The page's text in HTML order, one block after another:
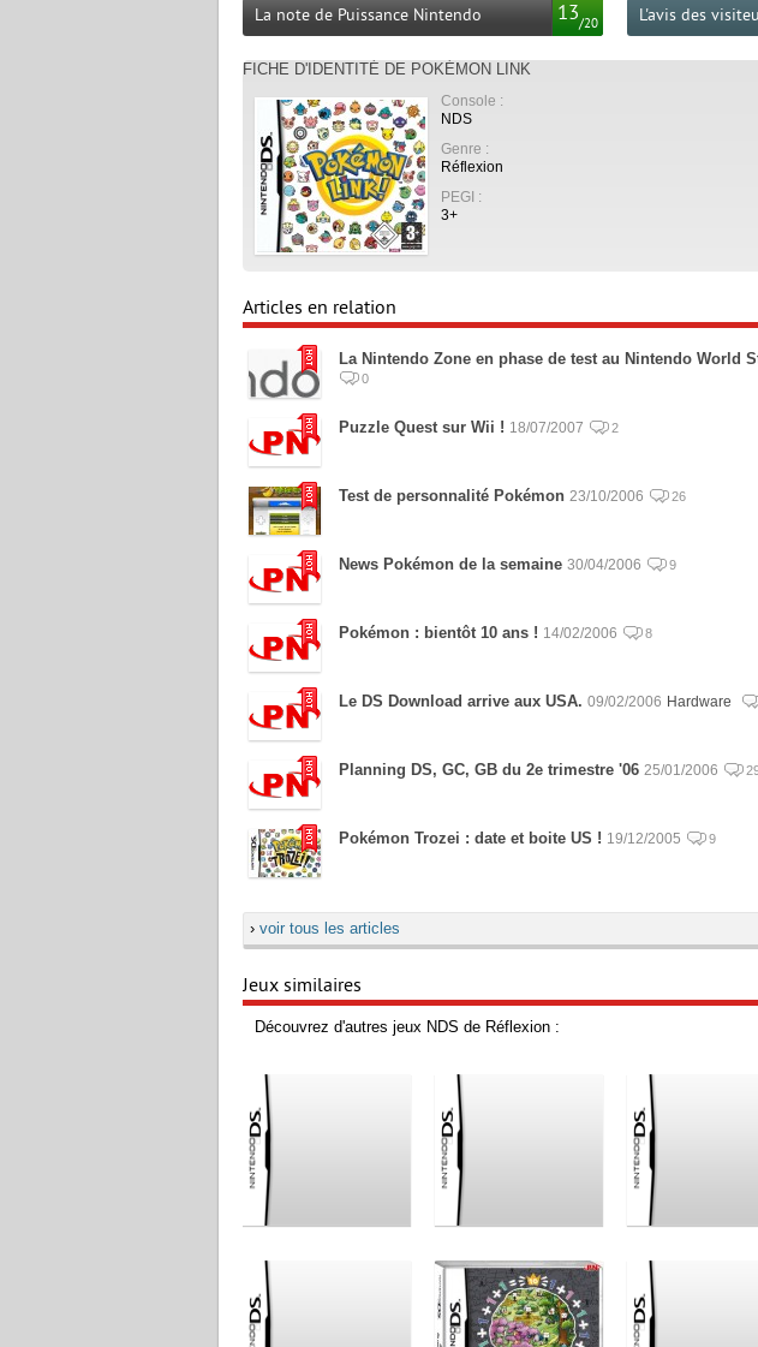
13/20
La note de Puissance Nintendo L'avis des
FICHE D'IDENTITÉ DE POKÉMON LINK
Console :
NDS
Genre :
Réflexion
PEGI :
3+
Articles en relation
La Nintendo Zone en phase de test au Nintendo World
0
Puzzle Quest sur Wii ! 18/07/2007 2
Test de personnalité Pokémon 23/10/2006 26
News Pokémon de la semaine 30/04/2006 9
Pokémon : bientôt 10 ans ! 14/02/2006 8
Le DS Download arrive aux USA. 09/02/2006 Hardware
Planning DS, GC, GB du 2e trimestre '06 25/01/2006
Pokémon Trozei : date et boite US ! 19/12/2005 9
› voir tous les articles
Jeux similaires
Découvrez d'autres jeux NDS de Réflexion :